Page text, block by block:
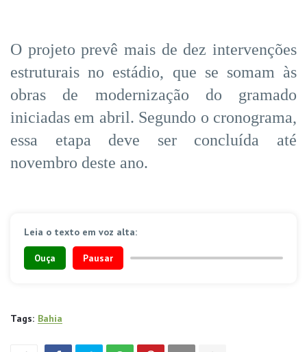
O projeto prevê mais de dez intervenções
estruturais no estádio, que se somam às
obras de modernização do gramado
iniciadas em abril. Segundo o cronograma,
essa etapa deve ser concluída até
novembro deste ano.
Leia o texto em voz alta:
Ouça Pausar
Tags: Bahia